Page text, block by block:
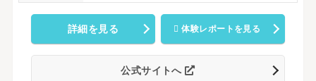
詳細を見る 体験レポートを見る
公式サイトへ